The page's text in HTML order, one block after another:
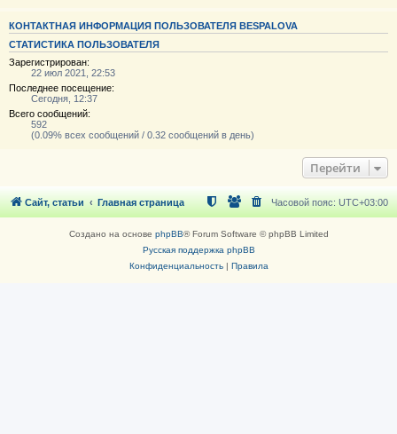
КОНТАКТНАЯ ИНФОРМАЦИЯ ПОЛЬЗОВАТЕЛЯ BESPALOVA
СТАТИСТИКА ПОЛЬЗОВАТЕЛЯ
Зарегистрирован:
22 июл 2021, 22:53
Последнее посещение:
Сегодня, 12:37
Всего сообщений:
592
(0.09% всех сообщений / 0.32 сообщений в день)
Перейти
Сайт, статьи Главная страница Часовой пояс: UTC+03:00
Создано на основе phpBB® Forum Software © phpBB Limited
Русская поддержка phpBB
Конфиденциальность| Правила